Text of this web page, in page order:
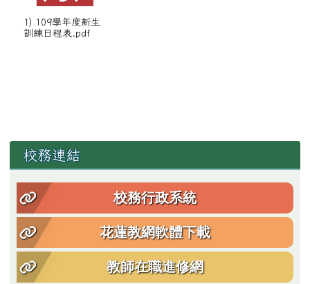
1) 109學年度新生
訓練日程表.pdf
左邊區域內容
校務連結
校務行政系統
花蓮教網軟體下載
教師在職進修網